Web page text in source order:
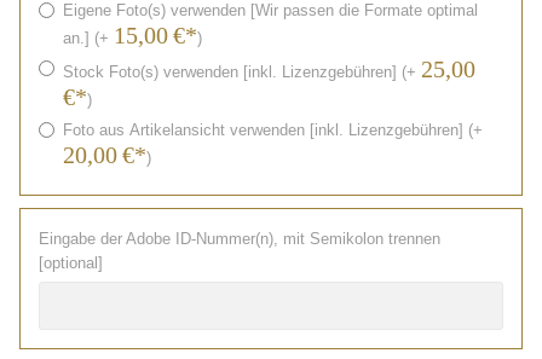
Eigene Foto(s) verwenden [Wir passen die Formate optimal
an.] (+ 15,00€*)
Stock Foto(s) verwenden [inkl. Lizenzgebühren] (+ 25,00
€*)
Foto aus Artikelansicht verwenden [inkl. Lizenzgebühren] (+
20,00€*)
Eingabe der Adobe ID-Nummer(n), mit Semikolon trennen
[optional]